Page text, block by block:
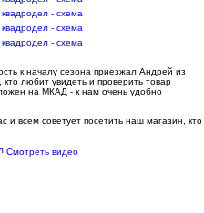
к началу сезона приезжал Андрей из
любит увидеть и проверить товар
на МКАД - к нам очень удобно
и всем советует посетить наш магазин, кто
Смотреть видео